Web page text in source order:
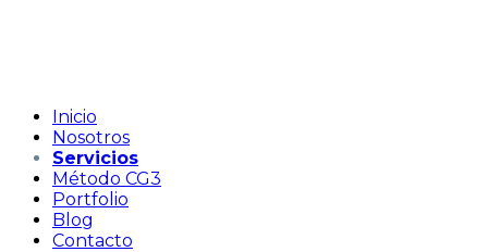
Inicio
Nosotros
Servicios
Método CG3
Portfolio
Blog
Contacto